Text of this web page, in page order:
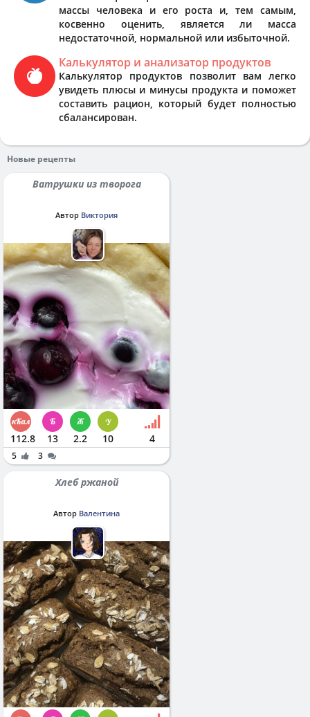
массы человека и его роста и, тем самым,
косвенно оценить, является ли масса
недостаточной, нормальной или избыточной.
Калькулятор и анализатор продуктов
Калькулятор продуктов позволит вам легко
увидеть плюсы и минусы продукта и поможет
составить рацион, который будет полностью
сбалансирован.
Новые рецепты
Ватрушки из творога
Автор Виктория
112.8 13 2.2 10 4
5 3
Хлеб ржаной
Автор Валентина